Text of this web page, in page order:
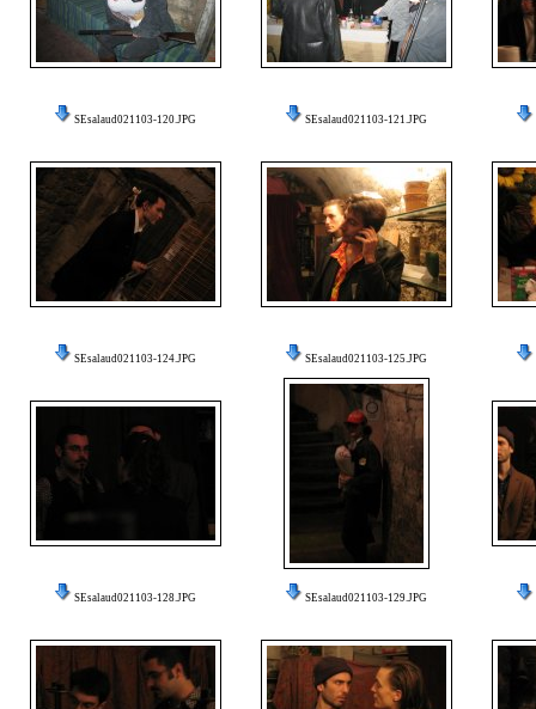
SEsalaud021103-120.JPG SEsalaud021103-121.JPG
SEsalaud021103-124.JPG SEsalaud021103-125.JPG
SEsalaud021103-128.JPG SEsalaud021103-129.JPG